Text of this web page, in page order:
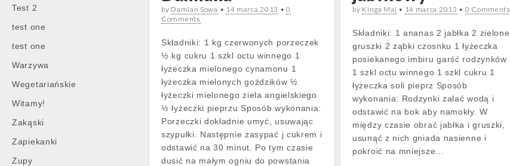
Test 2
test one
test one
Warzywa
Wegetariańskie
Witamy!
Zakąski
Zapiekanki
Zupy
by Damian Sowa • 14 marca 2013 •0
Comments
Składniki: 1 kg czerwonych porzeczek
½ kg cukru 1 szkl octu winnego 1
łyżeczka mielonego cynamonu 1
łyżeczka mielonych goździków ½
łyżeczki mielonego ziela angielskiego
½ łyżeczki pieprzu Sposób wykonania:
Porzeczki dokładnie umyć, usuwając
szypułki. Następnie zasypać j cukrem i
odstawić na 30 minut. Po tym czasie
dusić na małym ogniu do powstania
by Kinga Maj • 14 marca 2013 • 0 Comments
Składniki: 1 ananas 2 jabłka 2 zielone
gruszki 2 ząbki czosnku 1 łyżeczka
posiekanego imbiru garść rodzynków
1 szkl octu winnego 1 szkl cukru 1
łyżeczka soli pieprz Sposób
wykonania: Rodzynki zalać wodą i
odstawić na bok aby namokły. W
między czasie obrać jabłka i gruszki,
usunąć z nich gniada nasienne i
pokroić na mniejsze…